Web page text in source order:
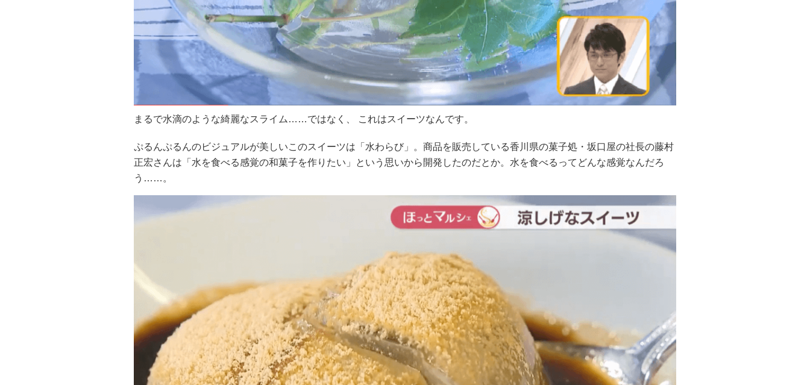
まるで水滴のような綺麗なスライム……ではなく、️ これはスイーツなんです。
ぷるんぷるんのビジュアルが美しいこのスイーツは「水わらび」。商品を販売している香川県の菓子処・坂口屋の社長の藤村
正宏さんは「水を食べる感覚の和菓子を作りたい」という思いから開発したのだとか。水を食べるってどんな感覚なんだろ
う……。